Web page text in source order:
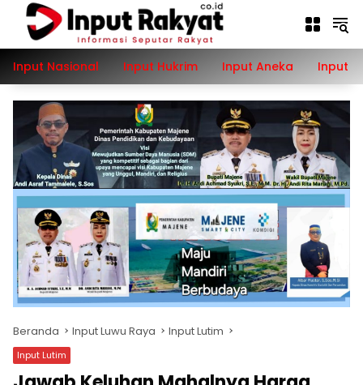
Langsung
konten
Input Nasional
Input Hukrim Input Aneka Input
Beranda Input Luwu Raya Input Lutim
Input Lutim